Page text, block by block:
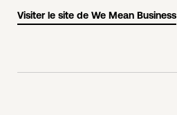
Visiter le site de We Mean Business